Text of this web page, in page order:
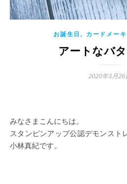
お誕生日 , カードメー
アートなバ
2020年3月26
みなさまこんにちは。
スタンピンアップ公認デモンスト
小林真紀です。